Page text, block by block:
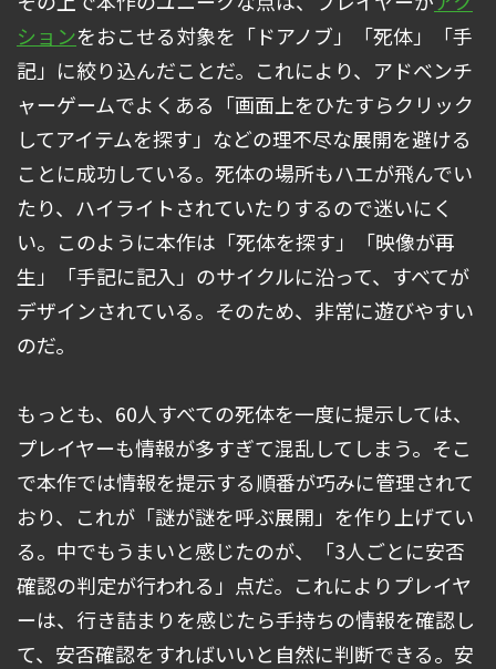
ションをおこせる対象を「ドアノブ」「死体」「手
記」に絞り込んだことだ。これにより、アドベンチ
ャーゲームでよくある「画面上をひたすらクリック
してアイテムを探す」などの理不尽な展開を避ける
ことに成功している。死体の場所もハエが飛んでい
たり、ハイライトされていたりするので迷いにく
い。このように本作は「死体を探す」「映像が再
生」「手記に記入」のサイクルに沿って、すべてが
デザインされている。そのため、非常に遊びやすい
のだ。
もっとも、60人すべての死体を一度に提示しては、
プレイヤーも情報が多すぎて混乱してしまう。そこ
で本作では情報を提示する順番が巧みに管理されて
おり、これが「謎が謎を呼ぶ展開」を作り上げてい
る。中でもうまいと感じたのが、「3人ごとに安否
確認の判定が行われる」点だ。これによりプレイヤ
ーは、行き詰まりを感じたら手持ちの情報を確認し
て、安否確認をすればいいと自然に判断できる。安